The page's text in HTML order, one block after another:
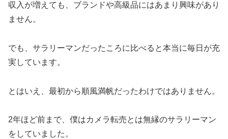
収入が増えても、ブランドや高級品にはあまり興味があり
ません。
でも、サラリーマンだったころに比べると本当に毎日が充
実しています。
とはいえ、最初から順風満帆だったわけではありません。
2年ほど前まで、僕はカメラ転売とは無縁のサラリーマン
をしていました。